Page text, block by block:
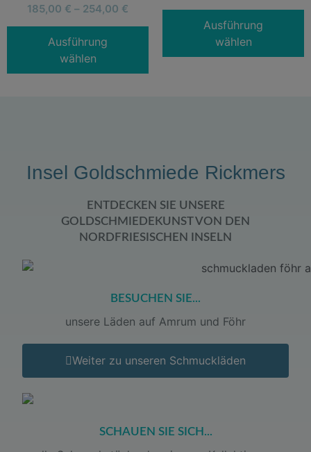
185,00 € – 254,00 €
Ausführung
wählen
Ausführung
wählen
Insel Goldschmiede Rickmers
ENTDECKEN SIE UNSERE
GOLDSCHMIEDEKUNST VON DEN
NORDFRIESISCHEN INSELN
BESUCHEN SIE...
unsere Läden auf Amrum und Föhr
Weiter zu unseren Schmuckläden
SCHAUEN SIE SICH...